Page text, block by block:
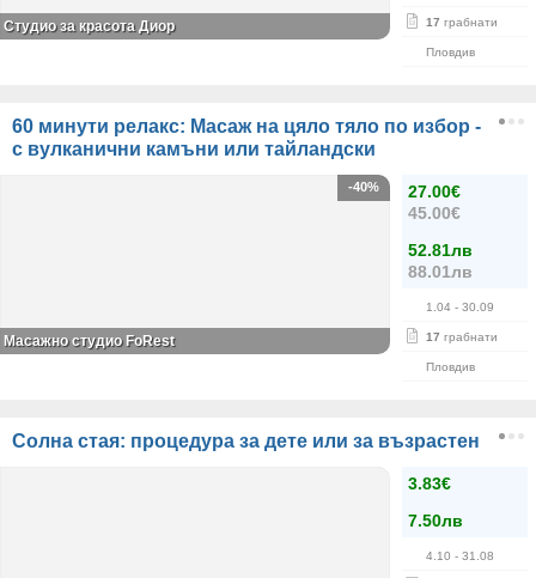
17 грабнати
Пловдив
Студио за красота Диор
60 минути релакс: Масаж на цяло тяло по избор -
с вулканични камъни или тайландски
27.00€
45.00€
52.81лв
88.01лв
1.04 - 30.09
17 грабнати
Пловдив
-40%
Масажно студио FoRest
Солна стая: процедура за дете или за възрастен
3.83€
7.50лв
4.10 - 31.08